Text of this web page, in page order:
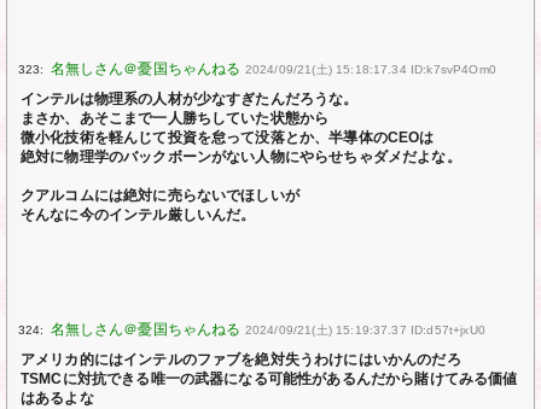
323: 2024/09/21(土) 15:18:17.34 ID:k7svP4Om0
インテルは物理系の人材が少なすぎたんだろうな。
まさか、あそこまで一人勝ちしていた状態から
微小化技術を軽んじて投資を怠って没落とか、半導体のCEOは
絶対に物理学のバックボーンがない人物にやらせちゃダメだよな。
クアルコムには絶対に売らないでほしいが
そんなに今のインテル厳しいんだ。
324: 2024/09/21(土) 15:19:37.37 ID:d57t+jxU0
アメリカ的にはインテルのファブを絶対失うわけにはいかんのだろ
TSMCに対抗できる唯一の武器になる可能性があるんだから賭けてみる価値
はあるよな